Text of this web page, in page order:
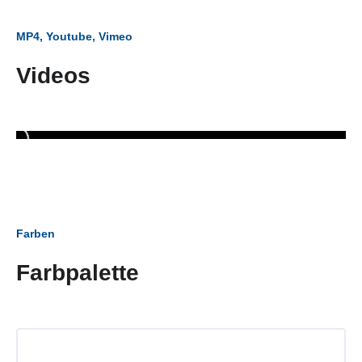
MP4, Youtube, Vimeo
Videos
Farben
Farbpalette